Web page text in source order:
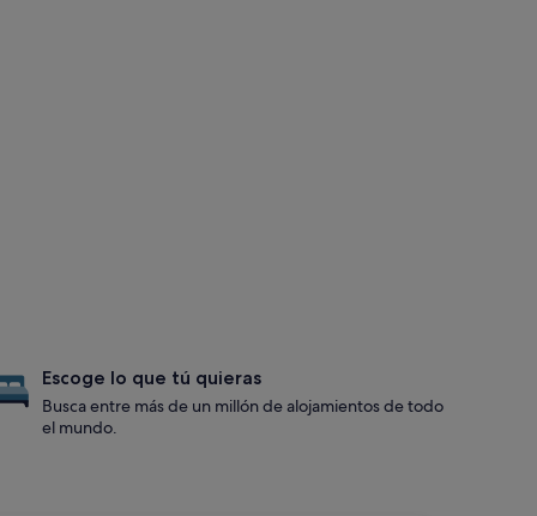
Escoge lo que tú quieras
Busca entre más de un millón de alojamientos de todo
el mundo.